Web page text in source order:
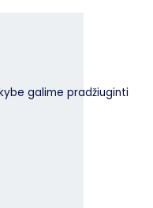
galime pradžiuginti